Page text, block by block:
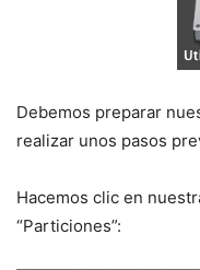
Debemos preparar
realizar unos pasos
Hacemos clic en
“Particiones”: